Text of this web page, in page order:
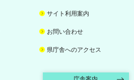
サイト利用案内
お問い合わせ
県庁舎へのアクセス